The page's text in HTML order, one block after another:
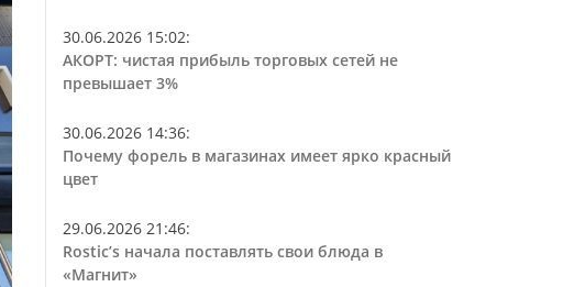
30.06.2026 15:02:
АКОРТ: чистая прибыль торговых сетей не
превышает 3%
30.06.2026 14:36:
Почему форель в магазинах имеет ярко красный
цвет
29.06.2026 21:46:
Rostic’s начала поставлять свои блюда в
«Магнит»